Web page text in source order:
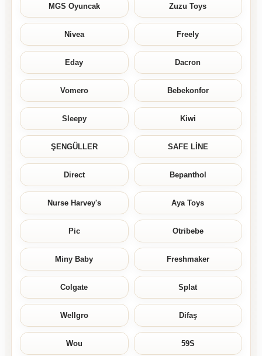
MGS Oyuncak Zuzu Toys
Nivea Freely
Eday Dacron
Vomero Bebekonfor
Sleepy Kiwi
ŞENGÜLLER SAFE LİNE
Direct Bepanthol
Nurse Harvey's Aya Toys
Pic Otribebe
Miny Baby Freshmaker
Colgate Splat
Wellgro Difaş
Wou 59S